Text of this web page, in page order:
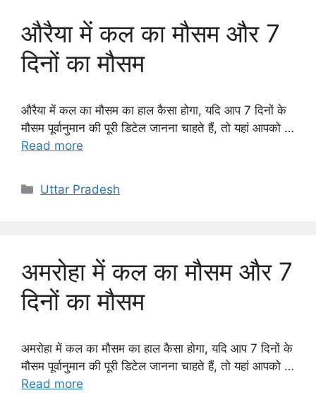
औरैया में कल का मौसम और 7
दिनों का मौसम
औरैया में कल का मौसम का हाल कैसा होगा, यदि आप 7 दिनों के
मौसम पूर्वानुमान की पूरी डिटेल जानना चाहते हैं, तो यहां आपको …
Read more
Categories
Uttar Pradesh
अमरोहा में कल का मौसम और 7
दिनों का मौसम
अमरोहा में कल का मौसम का हाल कैसा होगा, यदि आप 7 दिनों के
मौसम पूर्वानुमान की पूरी डिटेल जानना चाहते हैं, तो यहां आपको …
Read more